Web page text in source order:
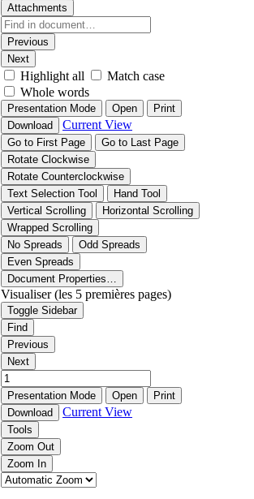
Attachments
Previous
Next
Highlight all
Match case
Whole words
Presentation Mode Open
Print
Download
Current View
Go to First Page
Go to Last Page
Rotate Clockwise
Rotate Counterclockwise
Text Selection Tool
Hand Tool
Vertical Scrolling
Horizontal Scrolling
Wrapped Scrolling
No Spreads
Odd Spreads
Even Spreads
Document Properties…
Visualiser (les 5 premières pages)
Toggle Sidebar
Find
Previous
Next
Presentation Mode Open
Print
Download
Current View
Tools
Zoom Out
Zoom In